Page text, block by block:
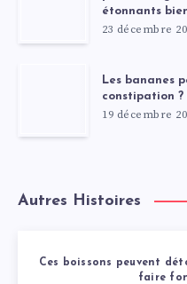
étonnants
23 décembre
Les bananes
constipation
19 décembre
Autres Histoires
Ces boissons peuvent
faire